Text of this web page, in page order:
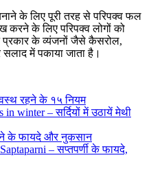
के लिए पूरी तरह से परिपक्व फल
के लिए परिपक्व लोगों को
प्रकार के व्यंजनों जैसे कैसरोल,
में पकाया जाता है।
रहने के १५ नियम
winter – सर्दियों में उठायें मेथी
के फायदे और नुकसान
– सप्तपर्णी के फायदे,